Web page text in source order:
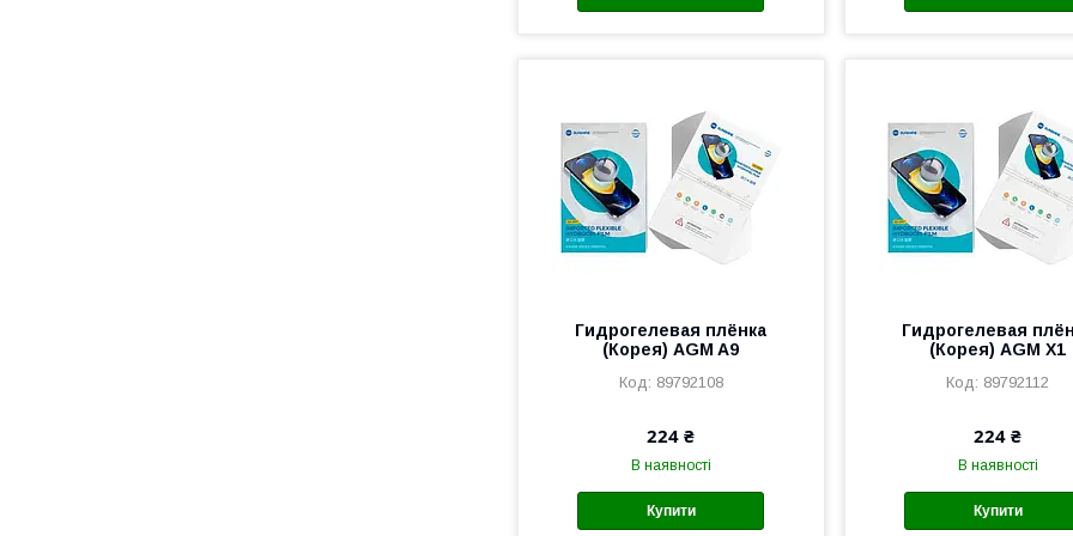
Гидрогелевая плёнка
(Корея) AGM A9
89792108
224 ₴
В наявності
Купити
Гидрогелевая
(Корея) AGM X1
89792112
224 ₴
В наявності
Купити